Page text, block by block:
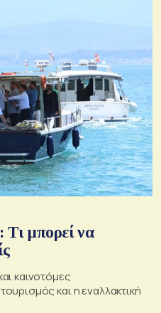
Τι μπορεί να
καινοτόμες
και η εναλλακτική